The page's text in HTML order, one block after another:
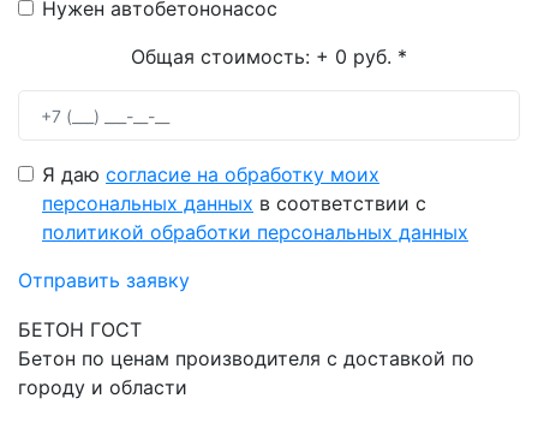
Нужен автобетононасос
Общая стоимость: + 0 руб. *
Я даю согласие на обработку моих
персональных данных в соответствии с
политикой обработки персональных данных
Отправить заявку
БЕТОН ГОСТ
Бетон по ценам производителя с доставкой по
городу и области